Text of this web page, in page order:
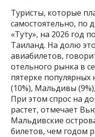
Туристы, которые
самостоятельно, по
«Туту», на 2026 год
Таиланд. На долю
авиабилетов,
отельного рынка в
пятерке
(10%), Мальдивы
При этом спрос на
растет, отмечает
Мальдивские
билетов, чем годом